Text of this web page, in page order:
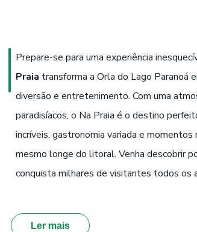
Prepare-se para uma experiência
Praia transforma a Orla do Lago Paranoá
diversão e entretenimento. Com uma
paradisíacos, o Na Praia é o destino
incríveis, gastronomia variada e
mesmo longe do litoral. Venha descobrir
conquista milhares de visitantes todos os
Ler mais